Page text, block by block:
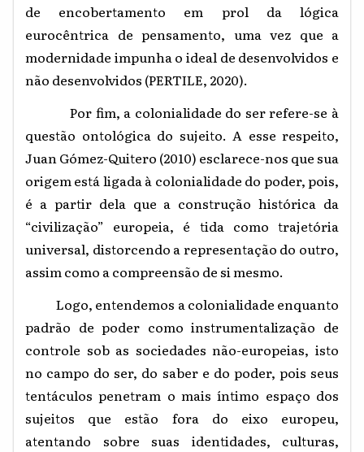
de encobertamento em prol da lógica
eurocêntrica de pensamento, uma vez que a
modernidade impunha o ideal de desenvolvidos e
não desenvolvidos (PERTILE, 2020).
Por fim, a colonialidade do ser refere-se à
questão ontológica do sujeito. A esse respeito,
Juan Gómez-Quitero (2010) esclarece-nos que sua
origem está ligada à colonialidade do poder, pois,
é a partir dela que a construção histórica da
“civilização” europeia, é tida como trajetória
universal, distorcendo a representação do outro,
assim como a compreensão de si mesmo.
Logo, entendemos a colonialidade enquanto
padrão de poder como instrumentalização de
controle sob as sociedades não-europeias, isto
no campo do ser, do saber e do poder, pois seus
tentáculos penetram o mais íntimo espaço dos
sujeitos que estão fora do eixo europeu,
atentando sobre suas identidades, culturas,